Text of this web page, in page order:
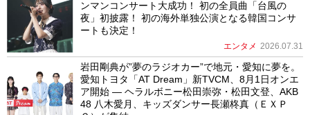
ンマンコンサート大成功！ 初の全員曲「台風の
夜」初披露！ 初の海外単独公演となる韓国コンサ
ートも決定！
エンタメ 2026.07.31
岩田剛典が”夢のラジオカー”で地元・愛知に夢を。
愛知トヨタ「AT Dream」新TVCM、8月1日オンエ
ア開始 ― ヘラルボニー松田崇弥・松田文登、AKB
48 八木愛月、キッズダンサー長瀬柊真（ＥＸＰ